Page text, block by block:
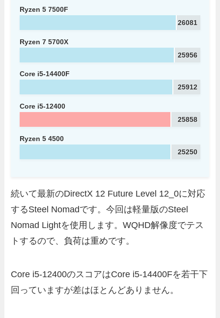
Ryzen 5 7500F
26081
Ryzen 7 5700X
25956
Core i5-14400F
25912
Core i5-12400
25858
Ryzen 5 4500
25250
続いて最新のDirectX 12 Future Level 12_0に対応
するSteel Nomadです。今回は軽量版のSteel
Nomad Lightを使用します。WQHD解像度でテス
トするので、負荷は重めです。
Core i5-12400のスコアはCore i5-14400Fを若干下
回っていますが差はほとんどありません。